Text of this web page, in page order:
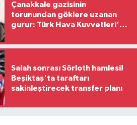
Çanakkale gazisinin
torunundan göklere uzanan
gurur: Türk Hava Kuvvetleri’nin
Salah sonrası Sörloth hamlesi!
Beşiktaş'ta taraftarı
sakinleştirecek transfer planı